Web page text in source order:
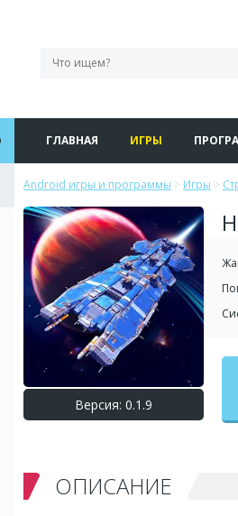
ГЛАВНАЯ ИГРЫ
Android игры и программы > Игры >
Версия: 0.1.9
ОПИСАНИЕ